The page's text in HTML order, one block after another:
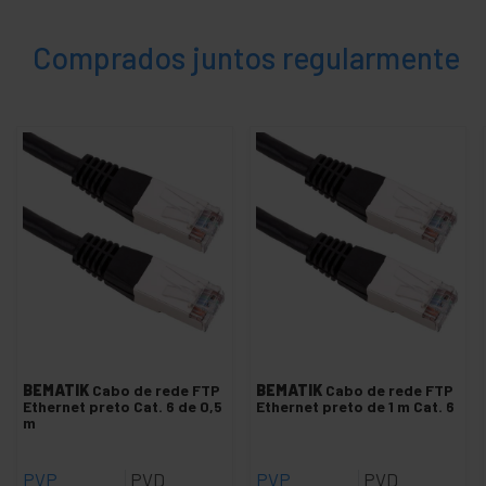
Cabo Cat.6 FTP LSHF
+
SFTP cat.7 cabo de rede LSHF
Cabo rede SFTP cat.8 LSHF
+
Cabo de rede SSTP cat.7
Cabo Cat.5e UTP
+
Cabo Cat.6 / cat.6A UTP
+
Cabo Cat.6 UTP LSHF
Patch Panel Configurável
+
Conversor UTP para fibra óptica
Comprados juntos regularmente
BEMATIK Cabo de rede FTP
Ethernet preto Cat. 6 de 0,5
m
PVP PVD
BEMATIK Cabo de rede FTP
Ethernet preto de 1 m Cat. 6
PVP PVD